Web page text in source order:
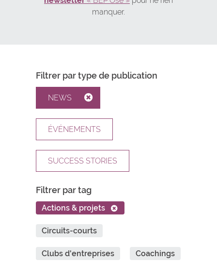
manquer.
Filtrer par type de publication
NEWS
ÉVÉNEMENTS
SUCCESS STORIES
Filtrer par tag
Actions & projets
Circuits-courts
Clubs d'entreprises Coachings